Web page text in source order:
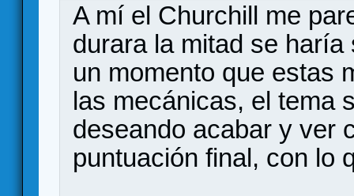
A mí el Churchill me
durara la mitad se
un momento que estas
las mecánicas, el tema
deseando acabar y ver
puntuación final, con lo